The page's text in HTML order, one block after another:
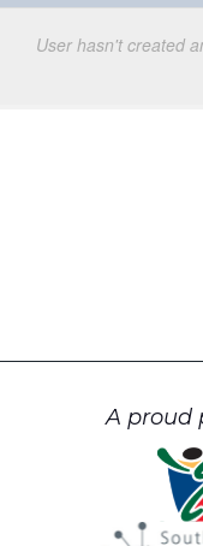
User hasn't created
A proud